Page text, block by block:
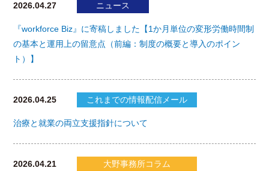
2026.04.27 ニュース
『workforce Biz』に寄稿しました【1か月単位の変形労働時間制
の基本と運用上の留意点（前編：制度の概要と導入のポイン
ト）】
2026.04.25 これまでの情報配信メール
治療と就業の両立支援指針について
2026.04.21 大野事務所コラム